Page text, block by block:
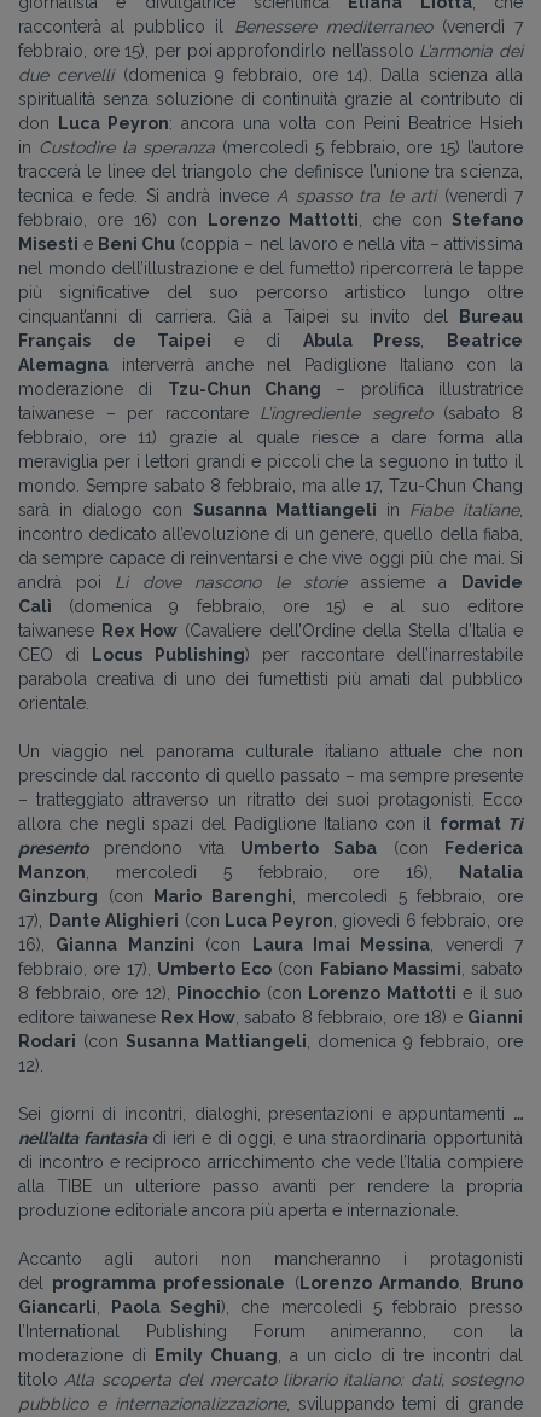
racconterà al pubblico il Benessere mediterraneo(venerdì 7
febbraio, ore 15), per poi approfondirlo nell’assolo L’armonia dei
due cervelli(domenica 9 febbraio, ore 14). Dalla scienza alla
spiritualità senza soluzione di continuità grazie al contributo di
don Luca Peyron: ancora una volta con Peini Beatrice Hsieh
in Custodire la speranza (mercoledì 5 febbraio, ore 15) l’autore
traccerà le linee del triangolo che definisce l’unione tra scienza,
tecnica e fede. Si andrà invece A spasso tra le arti (venerdì 7
febbraio, ore 16) con Lorenzo Mattotti , che con Stefano
Misesti e Beni Chu (coppia – nel lavoro e nella vita – attivissima
nel mondo dell’illustrazione e del fumetto) ripercorrerà le tappe
più significative del suo percorso artistico lungo oltre
cinquant’anni di carriera. Già a Taipei su invito del Bureau
Français de Taipei e di Abula Press
Beatrice
Alemagna interverrà anche nel Padiglione Italiano con la
moderazione di Tzu-Chun Chang – prolifica illustratrice
taiwanese – per raccontare L’ingrediente segreto(sabato 8
febbraio, ore 11) grazie al quale riesce a dare forma alla
meraviglia per i lettori grandi e piccoli che la seguono in tutto il
mondo. Sempre sabato 8 febbraio, ma alle 17, Tzu-Chun Chang
sarà in dialogo con Susanna Mattiangeli in Fiabe italiane,
incontro dedicato all’evoluzione di un genere, quello della fiaba,
da sempre capace di reinventarsi e che vive oggi più che mai. Si
andrà poi Lì dove nascono le storieassieme a Davide
Calì (domenica 9 febbraio, ore 15) e al suo editore
taiwanese Rex How (Cavaliere dell’Ordine della Stella d’Italia e
CEO di Locus Publishing) per raccontare dell’inarrestabile
parabola creativa di uno dei fumettisti più amati dal pubblico
orientale.
Un viaggio nel panorama culturale italiano attuale che non
prescinde dal racconto di quello passato – ma sempre presente
– tratteggiato attraverso un ritratto dei suoi protagonisti. Ecco
allora che negli spazi del Padiglione Italiano con il format Ti
presentoprendono vita Umberto Saba (con Federica
Manzon , mercoledì 5 febbraio, ore 16), Natalia
Ginzburg (con Mario Barenghi , mercoledì 5 febbraio, ore
17), Dante Alighieri (con Luca Peyron , giovedì 6 febbraio, ore
16), Gianna Manzini (con Laura Imai Messina , venerdì 7
febbraio, ore 17), Umberto Eco (con Fabiano Massimi , sabato
8 febbraio, ore 12), Pinocchio (con Lorenzo Mattotti e il suo
editore taiwanese Rex How, sabato 8 febbraio, ore 18) e Gianni
Rodari (con Susanna Mattiangeli , domenica 9 febbraio, ore
12).
Sei giorni di incontri, dialoghi, presentazioni e appuntamenti …
nell’alta fantasiadi ieri e di oggi, e una straordinaria opportunità
di incontro e reciproco arricchimento che vede l’Italia compiere
alla TIBE un ulteriore passo avanti per rendere la propria
produzione editoriale ancora più aperta e internazionale.
Accanto agli autori non mancheranno i protagonisti
del programma professionale (Lorenzo Armando, Bruno
Giancarli
Paola Seghi), che mercoledì 5 febbraio presso
l’International Publishing Forum animeranno, con la
moderazione di Emily Chuang , a un ciclo di tre incontri dal
titolo Alla scoperta del mercato librario italiano: dati, sostegno
pubblico e internazionalizzazione, sviluppando temi di grande